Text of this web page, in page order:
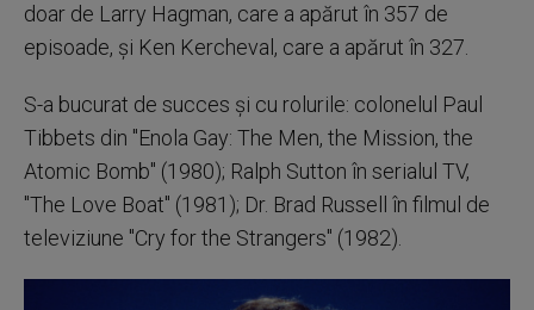
doar de Larry Hagman, care a apărut în 357 de
episoade, şi Ken Kercheval, care a apărut în 327.
S-a bucurat de succes şi cu rolurile: colonelul Paul
Tibbets din "Enola Gay: The Men, the Mission, the
Atomic Bomb" (1980); Ralph Sutton în serialul TV,
"The Love Boat" (1981); Dr. Brad Russell în filmul de
televiziune "Cry for the Strangers" (1982).